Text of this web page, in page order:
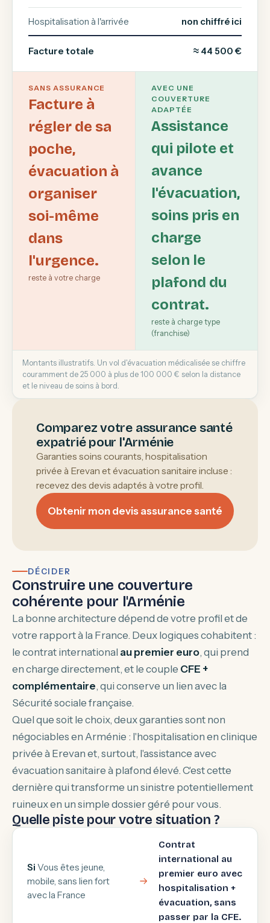
Hospitalisation à l'arrivée non chiffré ici
Facture totale ≈ 44 500 €
SANS ASSURANCE
Facture à
régler de sa
poche,
évacuation à
organiser
soi-même
dans
l'urgence.
reste à votre charge
AVEC UNE
COUVERTURE
ADAPTÉE
Assistance
qui pilote et
avance
l'évacuation,
soins pris en
charge
selon le
plafond du
contrat.
reste à charge type
(franchise)
Montants illustratifs. Un vol d'évacuation médicalisée se chiffre
couramment de 25 000 à plus de 100 000 € selon la distance
et le niveau de soins à bord.
Comparez votre assurance santé
expatrié pour l'Arménie
Garanties soins courants, hospitalisation
privée à Erevan et évacuation sanitaire incluse :
recevez des devis adaptés à votre profil.
Obtenir mon devis assurance santé
DÉCIDER
Construire une couverture
cohérente pour l'Arménie
La bonne architecture dépend de votre profil et de
votre rapport à la France. Deux logiques cohabitent :
le contrat international au premier euro, qui prend
en charge directement, et le couple CFE +
complémentaire, qui conserve un lien avec la
Sécurité sociale française.
Quel que soit le choix, deux garanties sont non
négociables en Arménie : l'hospitalisation en clinique
privée à Erevan et, surtout, l'assistance avec
évacuation sanitaire à plafond élevé. C'est cette
dernière qui transforme un sinistre potentiellement
ruineux en un simple dossier géré pour vous.
Quelle piste pour votre situation ?
Si Vous êtes jeune,
mobile, sans lien fort
avec la France
Contrat
international au
premier euro avec
hospitalisation +
évacuation, sans
passer par la CFE.